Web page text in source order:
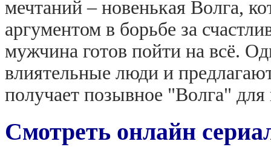
мечтаний – новенькая Волга,
аргументом в борьбе за
мужчина готов пойти на всё.
влиятельные люди и
получает позывное "Волга"
Смотреть онлайн